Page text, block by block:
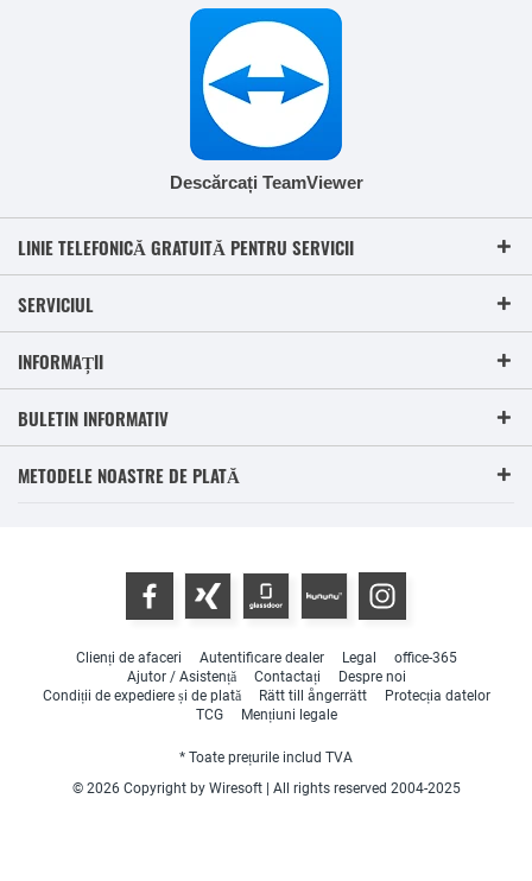
Descărcați TeamViewer
LINIE TELEFONICĂ GRATUITĂ PENTRU SERVICII
SERVICIUL
INFORMAȚII
BULETIN INFORMATIV
METODELE NOASTRE DE PLATĂ
Clienți de afaceri Autentificare dealer Legal
office-365
Ajutor / Asistență
Contactați
Despre noi
Condiții de expediere și de plată
Rätt till ångerrätt
Protecția datelor
TCG
Mențiuni legale
* Toate prețurile includ TVA
© 2026 Copyright by Wiresoft | All rights reserved 2004-2025